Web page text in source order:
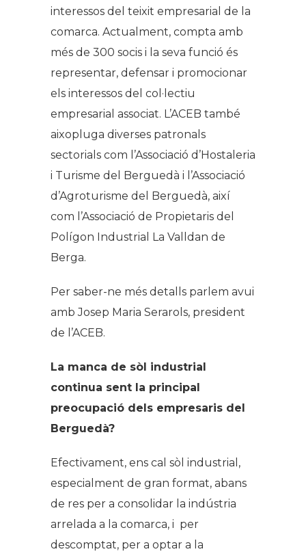
interessos del teixit empresarial de la
comarca. Actualment, compta amb
més de 300 socis i la seva funció és
representar, defensar i promocionar
els interessos del col·lectiu
empresarial associat. L’ACEB també
aixopluga diverses patronals
sectorials com l’Associació d’Hostaleria
i Turisme del Berguedà i l’Associació
d’Agroturisme del Berguedà, així
com l’Associació de Propietaris del
Polígon Industrial La Valldan de
Berga.
Per saber-ne més detalls parlem avui
amb Josep Maria Serarols, president
de l’ACEB.
La manca de sòl industrial
continua sent la principal
preocupació dels empresaris del
Berguedà?
Efectivament, ens cal sòl industrial,
especialment de gran format, abans
de res per a consolidar la indústria
arrelada a la comarca, i per
descomptat, per a optar a la